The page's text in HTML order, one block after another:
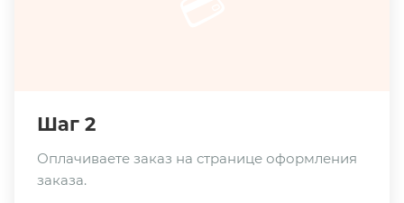
Шаг 2
Оплачиваете заказ на странице оформления
заказа.